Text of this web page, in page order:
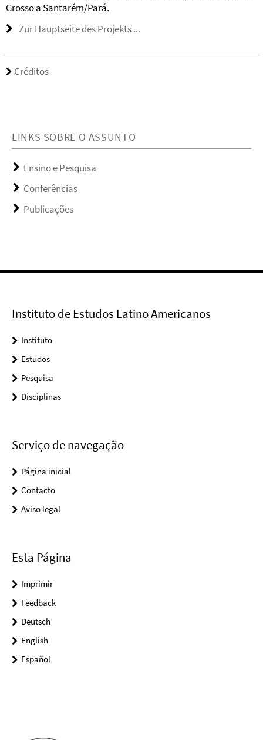
Grosso a Santarém/Pará.
Zur Hauptseite des Projekts ...
Créditos
LINKS SOBRE O ASSUNTO
Ensino e Pesquisa
Conferências
Publicações
Instituto de Estudos Latino Americanos
Instituto
Estudos
Pesquisa
Disciplinas
Serviço de navegação
Página inicial
Contacto
Aviso legal
Esta Página
Imprimir
Feedback
Deutsch
English
Español